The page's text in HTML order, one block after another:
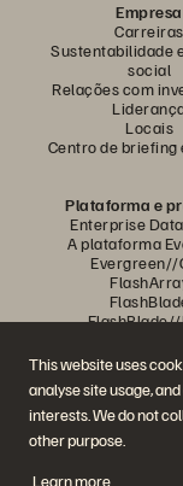
This website uses
analyse site usage,
interests. We do not
other purpose.
Learn more
Empresa
Carreiras
Sustentabilidade
social
Relações com
Locais
Centro de briefing
Plataforma e
Enterprise
A plataforma
Evergreen//
FlashBlade//
Portworx
Eventos e
Anúncios de
Sala de